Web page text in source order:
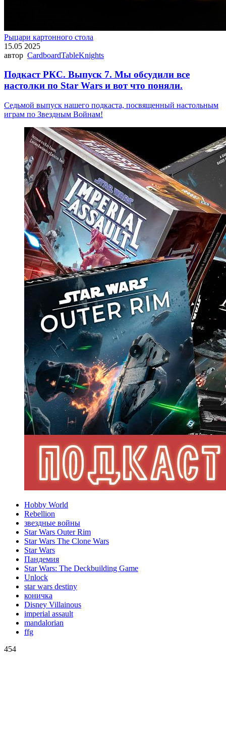
Рыцари картонного стола
15.05 2025
автор CardboardTableKnights
Подкаст РКС. Выпуск 7. Мы обсудили все
настолки по Star Wars и вот что поняли.
Седьмой выпуск нашего подкаста, посвященный настольным
играм по Звездным Войнам!
Hobby World
Rebellion
звездные войны
Star Wars Outer Rim
Star Wars The Clone Wars
Star Wars
Пандемия
Star Wars: The Deckbuilding Game
Unlock
star wars destiny
коничка
Disney Villainous
imperial assault
mandalorian
ffg
454